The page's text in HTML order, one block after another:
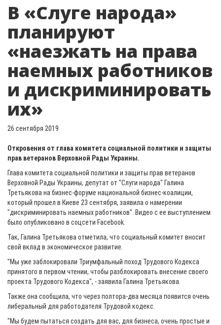
В «Слуге народа»
планируют
«наезжать на права
наемных работников
и дискриминировать
их»
26 сентября 2019
Откровения от глава комитета социальной политики и защиты
прав ветеранов Верховной Рады Украины.
Глава комитета социальной политики и защиты прав ветеранов
Верховной Рады Украины, депутат от "Слуги народа" Галина
Третьякова на бизнес-форуме национальной бизнес-коалиции,
который прошел в Киеве 23 сентября, заявила о намерении
"дискриминировать наемных работников". Видео с ее выступлением
было опубликовано в соцсети Facebook.
Так, Галина Третьякова отметила, что социальный комитет вносит
свой вклад в экономическое развитие.
"Мы уже заблокировали Триумфальный поход Трудового Кодекса
принятого в первом чтении, чтобы разблокировать внесение своего
проекта Трудового Кодекса", - заявила Галина Третьякова.
Также она сообщила, что через полтора-два месяца появится очень
либеральный для работодателя Трудовой кодекс.
"Мы будем пытаться создать для вас, для бизнеса, очень простые и